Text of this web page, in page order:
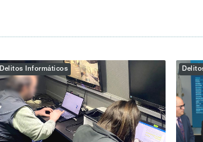
Delitos Informáticos